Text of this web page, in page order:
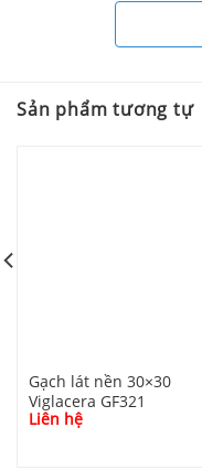
Sản phẩm tương tự
Gạch lát nền 30×30
Viglacera GF321
Liên hệ